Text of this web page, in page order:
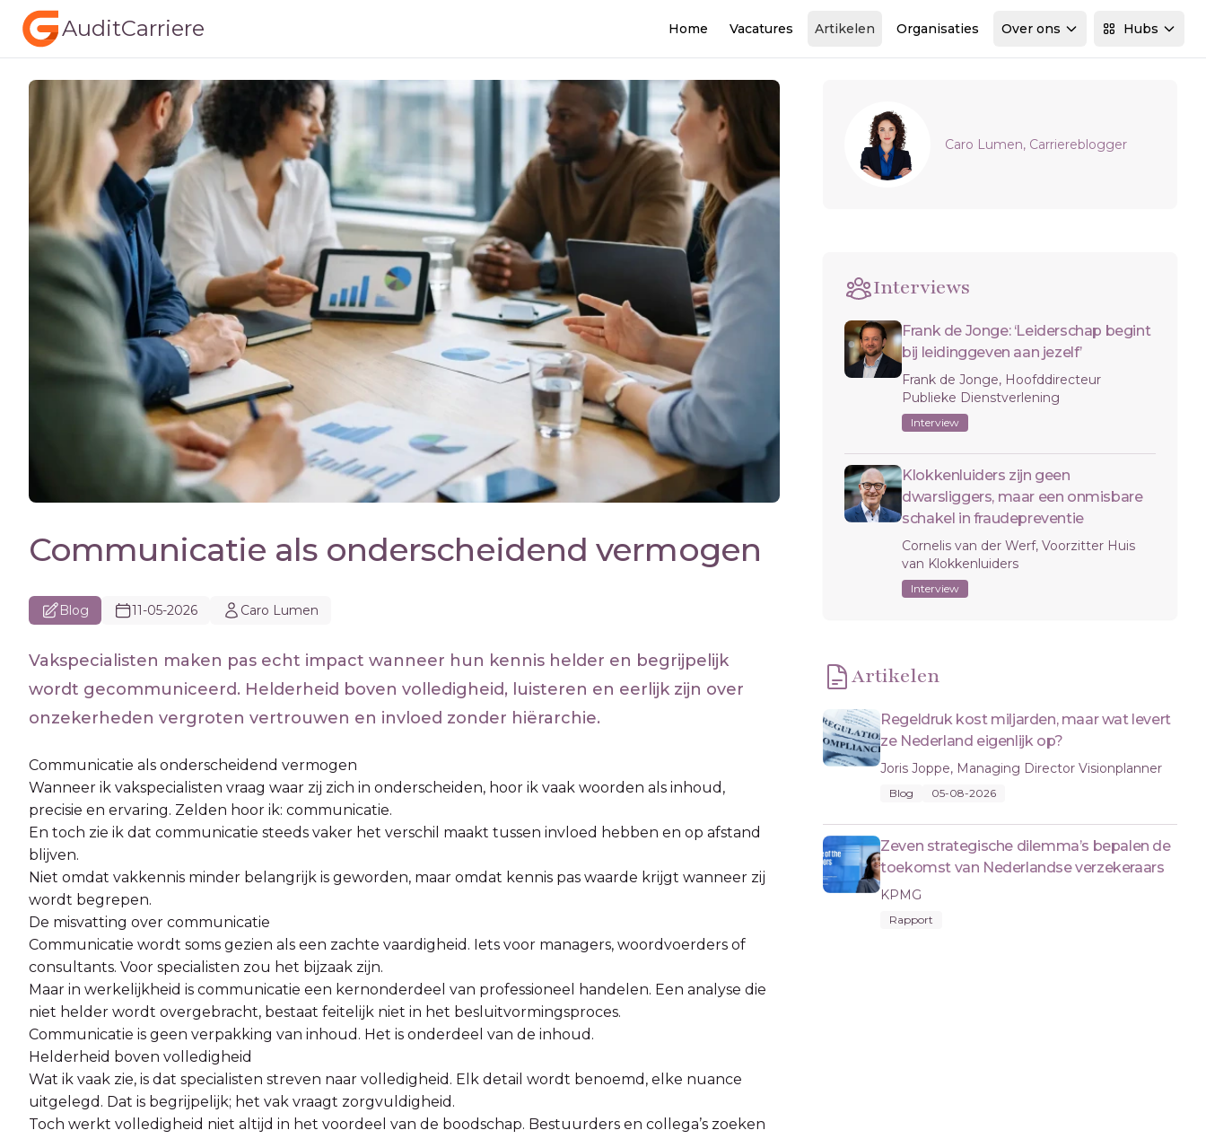
AuditCarriere Home Vacatures Artikelen Organisaties Over ons Hubs
Communicatie als onderscheidend vermogen
Blog 11-05-2026 Caro Lumen
Vakspecialisten maken pas echt impact wanneer hun kennis helder en begrijpelijk
wordt gecommuniceerd. Helderheid boven volledigheid, luisteren en eerlijk zijn over
onzekerheden vergroten vertrouwen en invloed zonder hiërarchie.
Communicatie als onderscheidend vermogen
Wanneer ik vakspecialisten vraag waar zij zich in onderscheiden, hoor ik vaak woorden als inhoud,
precisie en ervaring. Zelden hoor ik: communicatie.
En toch zie ik dat communicatie steeds vaker het verschil maakt tussen invloed hebben en op afstand
blijven.
Niet omdat vakkennis minder belangrijk is geworden, maar omdat kennis pas waarde krijgt wanneer zij
wordt begrepen.
De misvatting over communicatie
Communicatie wordt soms gezien als een zachte vaardigheid. Iets voor managers, woordvoerders of
consultants. Voor specialisten zou het bijzaak zijn.
Maar in werkelijkheid is communicatie een kernonderdeel van professioneel handelen. Een analyse die
niet helder wordt overgebracht, bestaat feitelijk niet in het besluitvormingsproces.
Communicatie is geen verpakking van inhoud. Het is onderdeel van de inhoud.
Helderheid boven volledigheid
Wat ik vaak zie, is dat specialisten streven naar volledigheid. Elk detail wordt benoemd, elke nuance
uitgelegd. Dat is begrijpelijk; het vak vraagt zorgvuldigheid.
Toch werkt volledigheid niet altijd in het voordeel van de boodschap. Bestuurders en collega’s zoeken
Sidebar
Caro Lumen, Carriereblogger
Interviews
Frank de Jonge: ‘Leiderschap begint
bij leidinggeven aan jezelf’
Frank de Jonge, Hoofddirecteur
Publieke Dienstverlening
Interview
Klokkenluiders zijn geen
dwarsliggers, maar een onmisbare
schakel in fraudepreventie
Cornelis van der Werf, Voorzitter Huis
van Klokkenluiders
Interview
Artikelen
Regeldruk kost miljarden, maar wat levert
ze Nederland eigenlijk op?
Joris Joppe, Managing Director Visionplanner
Blog 05-08-2026
Zeven strategische dilemma’s bepalen de
toekomst van Nederlandse verzekeraars
KPMG
Rapport